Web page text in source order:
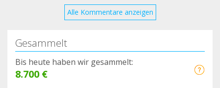
Alle Kommentare anzeigen
Gesammelt
Bis heute haben wir gesammelt:
8.700 €